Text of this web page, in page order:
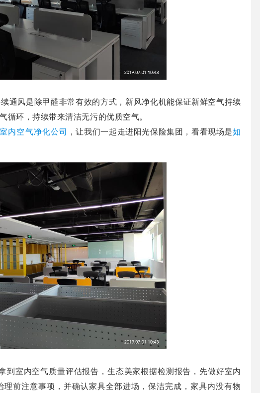
续通风是除甲醛非常有效的方式，新风净化机能保证新鲜空气持续
循环，持续带来清洁无污的优质空气。
室内空气净化公司 ，让我们一起走进阳光保险集团，看看现场是如
拿到室内空气质量评估报告，生态美家根据检测报告，先做好室内
前注意事项，并确认家具全部进场，保洁完成，家具内没有物